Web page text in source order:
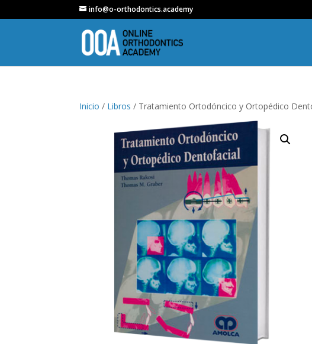
info@o-orthodontics.academy
Inicio / Libros / Tratamiento Ortodóncico y Ortopédico